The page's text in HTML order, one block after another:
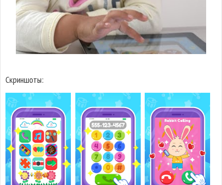
Скриншоты: